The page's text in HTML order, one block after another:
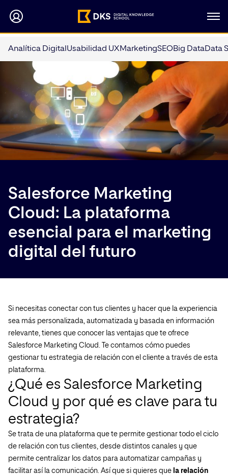
Analítica Digital Usabilidad UXMarketingSEOBig DataData
Salesforce Marketing
Cloud: La plataforma
esencial para el marketing
digital del futuro
Si necesitas conectar con tus clientes y hacer que la experiencia
sea más personalizada, automatizada y basada en información
relevante, tienes que conocer las ventajas que te ofrece
Salesforce Marketing Cloud. Te contamos cómo puedes
gestionar tu estrategia de relación con el cliente a través de esta
plataforma.
¿Qué es Salesforce Marketing
Cloud y por qué es clave para tu
estrategia?
Se trata de una plataforma que te permite gestionar todo el ciclo
de relación con tus clientes, desde distintos canales y que
permite centralizar los datos para automatizar campañas y
facilitar así la comunicación. Así que si quieres que la relación